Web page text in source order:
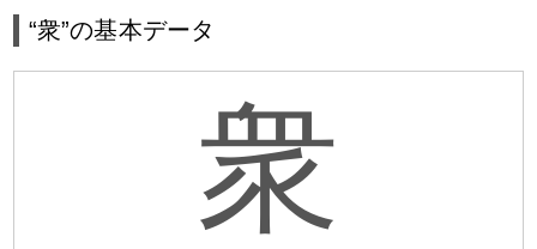
“衆”の基本データ
衆